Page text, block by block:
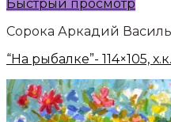
Быстрый просмотр
Сорока Аркадий
“На рыбалке”- 114×105,